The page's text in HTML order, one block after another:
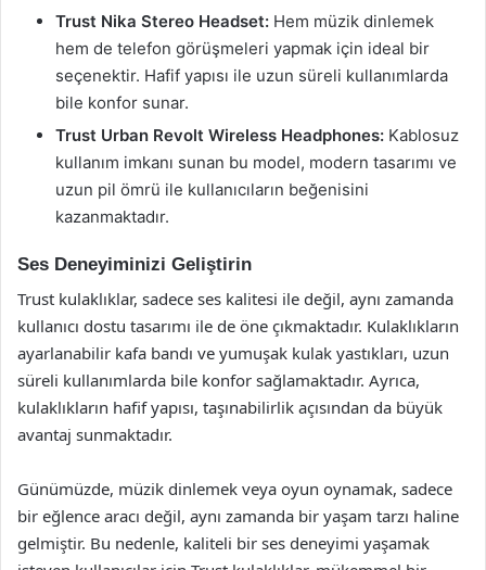
Trust Nika Stereo Headset: Hem müzik dinlemek
hem de telefon görüşmeleri yapmak için ideal bir
seçenektir. Hafif yapısı ile uzun süreli kullanımlarda
bile konfor sunar.
Trust Urban Revolt Wireless Headphones: Kablosuz
kullanım imkanı sunan bu model, modern tasarımı ve
uzun pil ömrü ile kullanıcıların beğenisini
kazanmaktadır.
Ses Deneyiminizi Geliştirin
Trust kulaklıklar, sadece ses kalitesi ile değil, aynı zamanda
kullanıcı dostu tasarımı ile de öne çıkmaktadır. Kulaklıkların
ayarlanabilir kafa bandı ve yumuşak kulak yastıkları, uzun
süreli kullanımlarda bile konfor sağlamaktadır. Ayrıca,
kulaklıkların hafif yapısı, taşınabilirlik açısından da büyük
avantaj sunmaktadır.
Günümüzde, müzik dinlemek veya oyun oynamak, sadece
bir eğlence aracı değil, aynı zamanda bir yaşam tarzı haline
gelmiştir. Bu nedenle, kaliteli bir ses deneyimi yaşamak